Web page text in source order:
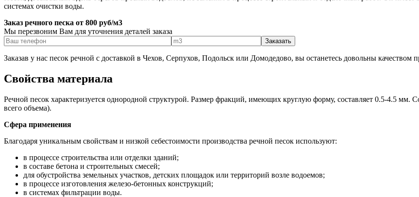
системах очистки воды.
Заказ речного песка от 800 руб/м3
Мы перезвоним Вам для уточнения деталей заказа
Заказав у нас песок речной с доставкой в Чехов, Серпухов, Подольск или Домодедово, вы останетесь довольны качеством
Свойства материала
Речной песок характеризуется однородной структурой. Размер фракций, имеющих круглую форму, составляет 0.5-4.5
всего объема).
Сфера применения
Благодаря уникальным свойствам и низкой себестоимости производства речной песок используют:
в процессе строительства или отделки зданий;
в составе бетона и строительных смесей;
для обустройства земельных участков, детских площадок или территорий возле водоемов;
в процессе изготовления железо-бетонных конструкций;
в системах фильтрации воды.